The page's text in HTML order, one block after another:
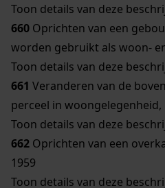
Toon details van deze
660 Oprichten van een
worden gebruikt als woon-
Toon details van deze
661 Veranderen van de
perceel in woongelegenheid,
Toon details van deze
662 Oprichten van een
1959
Toon details van deze